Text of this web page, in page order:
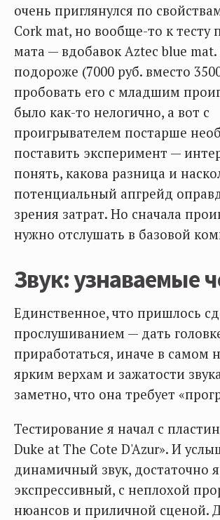
очень приглянулся по
Cork mat, но вообще-то к тесту
мата — вдобавок Aztec blue
подороже (7000 руб. вместо
пробовать его с младшим
было как-то нелогично, а вот с
проигрывателем постарше
поставить эксперимент —
понять, какова разница и
потенциальный апгрейд
зрения затрат. Но сначала
нужно отслушать в базовой
Звук: узнаваемые
Единственное, что пришлось
прослушиванием — дать
приработаться, иначе в самом
ярким верхам и зажатости
заметно, что она требует
Тестирование я начал с
Duke at The Cote D'Azur». И
динамичный звук, достаточно
экспрессивный, с неплохой
нюансов и приличной сценой.